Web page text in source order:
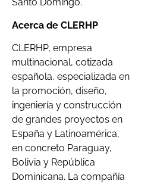
Acerca de CLERHP
CLERHP, empresa
multinacional, cotizada
española, especializada en
la promoción, diseño,
ingeniería y construcción
de grandes proyectos en
España y Latinoamérica,
en concreto Paraguay,
Bolivia y República
Dominicana. La compañía